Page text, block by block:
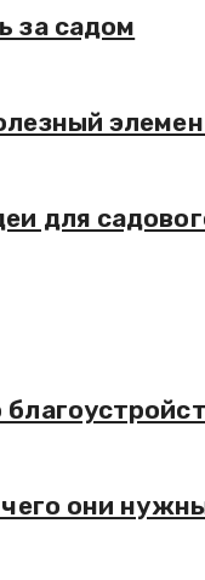
за садом
для
они